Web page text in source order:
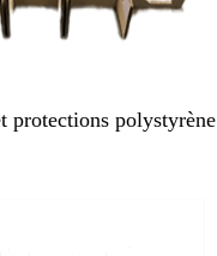
protections polystyrène